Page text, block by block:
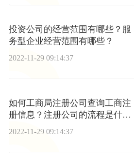
投资公司的经营范围有哪些？服
务型企业经营范围有哪些？
2022-11-29 09:14:37
如何工商局注册公司查询工商注
册信息？注册公司的流程是什
么？
2022-11-29 09:14:37